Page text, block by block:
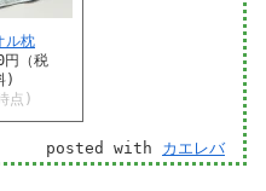
ル枕
（税
)
点)
posted with カエレバ